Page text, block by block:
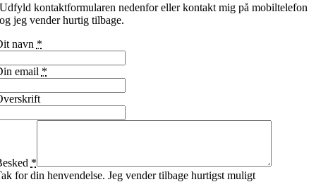
Udfyld kontaktformularen nedenfor eller kontakt mig på mobiltelefon
og jeg vender hurtig tilbage.
navn *
email *
*
for din henvendelse. Jeg vender tilbage hurtigst muligt